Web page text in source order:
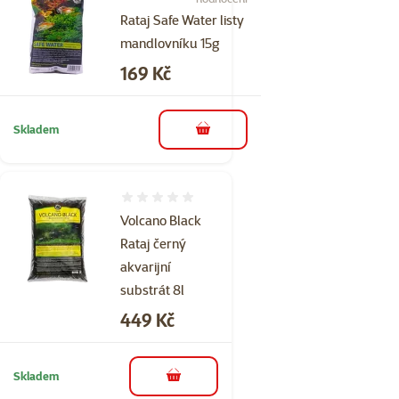
Rataj Safe Water listy
mandlovníku 15g
Cena
169 Kč
Skladem do košíku
Volcano Black
Rataj černý
akvarijní
substrát 8l
Cena
449 Kč
Skladem do košíku